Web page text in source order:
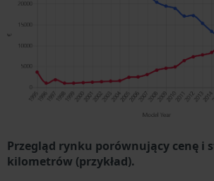
Przegląd rynku porównujący cenę i
kilometrów (przykład).